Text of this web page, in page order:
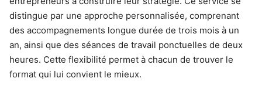
distingue par une approche personnalisée, comprenant
des accompagnements longue durée de trois mois à un
an, ainsi que des séances de travail ponctuelles de deux
heures. Cette flexibilité permet à chacun de trouver le
format qui lui convient le mieux.